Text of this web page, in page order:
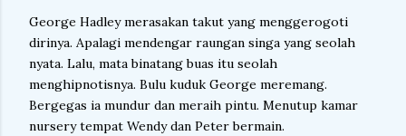
George Hadley merasakan takut yang menggerogoti
dirinya. Apalagi mendengar raungan singa yang seolah
nyata. Lalu, mata binatang buas itu seolah
menghipnotisnya. Bulu kuduk George meremang.
Bergegas ia mundur dan meraih pintu. Menutup kamar
nursery tempat Wendy dan Peter bermain.